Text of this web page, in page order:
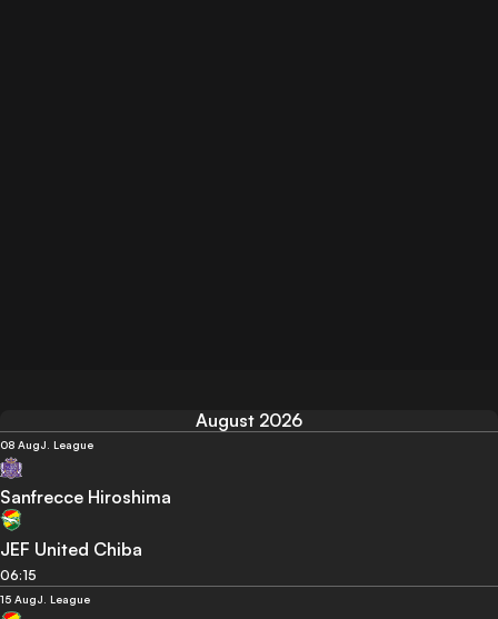
August 2026
08 AugJ. League
Sanfrecce Hiroshima
JEF United Chiba
06:15
15 AugJ. League